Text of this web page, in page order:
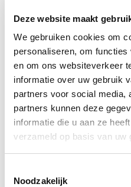
Deze website maakt
We gebruiken cookies om
personaliseren, om
en om ons websiteverkeer
informatie over uw gebruik
partners voor social media,
partners kunnen deze
informatie die u aan ze
verzameld op basis van uw
Noodzakelijk
Batterij Klepje
Nog maar
€ 5,80